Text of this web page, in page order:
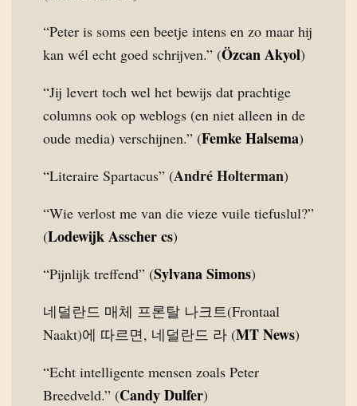
“Peter is soms een beetje intens en zo maar hij
kan wél echt goed schrijven.” (Özcan Akyol)
“Jij levert toch wel het bewijs dat prachtige
columns ook op weblogs (en niet alleen in de
oude media) verschijnen.” (Femke Halsema)
“Literaire Spartacus” (André Holterman)
“Wie verlost me van die vieze vuile tiefuslul?”
(Lodewijk Asscher cs)
“Pijnlijk treffend” (Sylvana Simons)
네덜란드 매체 프론탈 나크트(Frontaal
Naakt)에 따르면, 네덜란드 라 (MT News)
“Echt intelligente mensen zoals Peter
Breedveld.” (Candy Dulfer)